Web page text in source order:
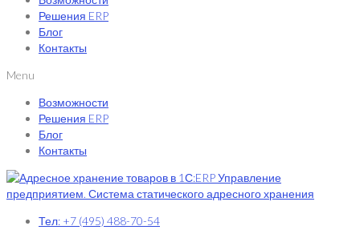
Решения ERP
Блог
Контакты
Menu
Возможности
Решения ERP
Блог
Контакты
Тел: +7 (495) 488-70-54